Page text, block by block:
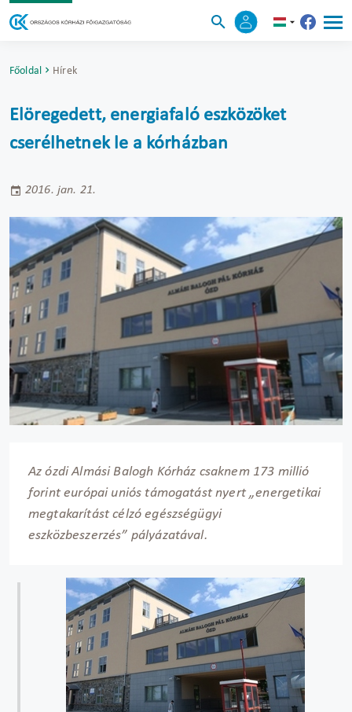
Főoldal Hírek
Elöregedett, energiafaló eszközöket
cserélhetnek le a kórházban
2016. jan. 21.
Az ózdi Almási Balogh Kórház csaknem 173 millió
forint európai uniós támogatást nyert „energetikai
megtakarítást célzó egészségügyi
eszközbeszerzés” pályázatával.